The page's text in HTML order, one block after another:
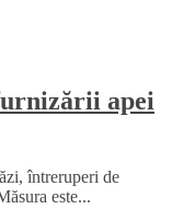
apei
întreruperi de
este...